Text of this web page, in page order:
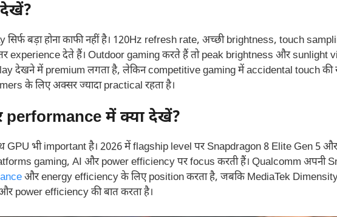
बड़ा होना काफी नहीं है। 120Hz refresh rate, अच्छी brightness, touch
experience देते हैं। Outdoor gaming करते हैं तो peak brightness और sunlight
देखने में premium लगता है, लेकिन competitive gaming में accidental touch की
के लिए अक्सर ज्यादा practical रहता है।
में क्या देखें?
GPU भी important है। 2026 में flagship level पर Snapdragon 8 Elite Gen 5
gaming, AI और power efficiency पर focus करती हैं। Qualcomm अपनी
और energy efficiency के लिए position करता है, जबकि MediaTek
power efficiency की बात करता है।